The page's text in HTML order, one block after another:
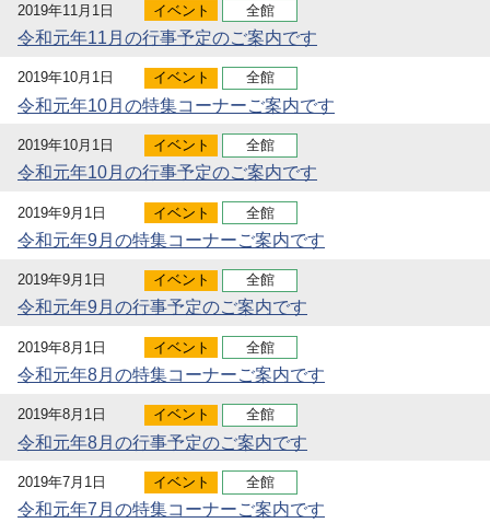
2019年11月1日 イベント 全館
令和元年11月の行事予定のご案内です
2019年10月1日 イベント 全館
令和元年10月の特集コーナーご案内です
2019年10月1日 イベント 全館
令和元年10月の行事予定のご案内です
2019年9月1日 イベント 全館
令和元年9月の特集コーナーご案内です
2019年9月1日 イベント 全館
令和元年9月の行事予定のご案内です
2019年8月1日 イベント 全館
令和元年8月の特集コーナーご案内です
2019年8月1日 イベント 全館
令和元年8月の行事予定のご案内です
2019年7月1日 イベント 全館
令和元年7月の特集コーナーご案内です